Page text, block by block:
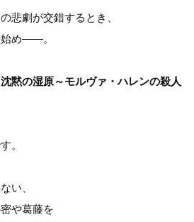
悲劇が交錯するとき、
始め――。
沈黙の湿原～モルヴァ・ハレンの殺人
。
い、
や葛藤を